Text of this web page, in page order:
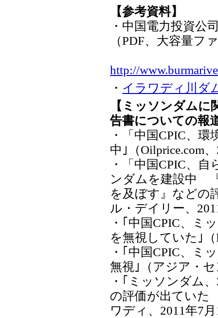
【参考資料】
・中国電力投資公
（PDF、大容量フ
http://
・ イラワディ川ダ
【ミッソンダム
告書についての報
・「中国CPIC、
中｣（Oilprice.com
・「中国CPIC、
ンダムを建設中
を及ぼす』などの
ル・デイリー、
・｢中国CPIC、ミ
を無視していた｣
・｢中国CPIC、ミ
無視｣（アジア・
・｢ミッソンダム
の評価が出ていた
ワディ、2011年7